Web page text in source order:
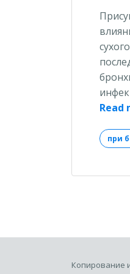
Read
при
Копирование